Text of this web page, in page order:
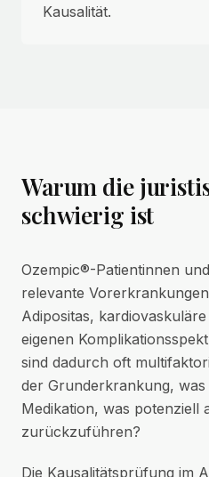
Kausalität.
Warum die
schwierig ist
Ozempic®-Patientinnen
relevante
Adipositas,
eigenen
sind dadurch oft
der Grunderkrankung,
Medikation, was potenziell
zurückzuführen?
Die Kausalitätsprüfung im